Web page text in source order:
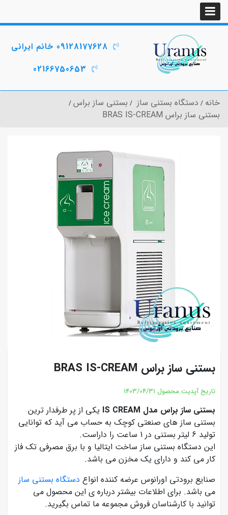
09128177628 خانم ایرانی
02166750653
خانه دستگاه بستنی ساز
بستنی ساز براس
بستنی ساز براس BRAS IS-CREAM
بستنی ساز براس BRAS IS-CREAM
تاریخ آپدیت محصول 1403/04/31
بستنی ساز براس مدل IS CREAM
یکی از پر طرفدار ترین
بستنی ساز های صنعتی کوچک به حساب می آید که توانایی
تولید 6 لیتر بستنی در 1 ساعت را داراست.
این دستگاه بستنی ساز ساخت ایتالیا و با برق مصرفی تک فاز
کار می کند و دارای یک مخزن می باشد.
صنایع برودتی اورانوس عرضه کننده انواع دستگاه بستنی ساز
می باشد. برای اطلاعات بیشتر درباره ی این محصول می
توانید با کارشناسان فروش مجموعه ما تماس بگیرید.